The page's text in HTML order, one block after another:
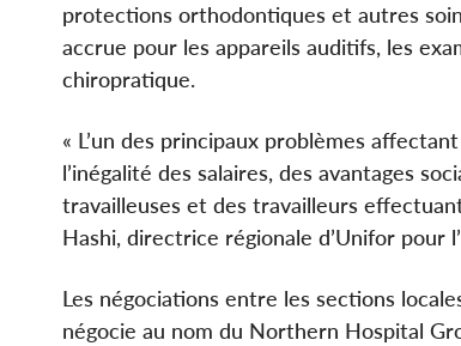
protections orthodontiques et autres
accrue pour les appareils auditifs, les
chiropratique.
« L’un des principaux problèmes
l’inégalité des salaires, des avantages
travailleuses et des travailleurs
Hashi, directrice régionale d’Unifor pour
Les négociations entre les sections
négocie au nom du Northern Hospital